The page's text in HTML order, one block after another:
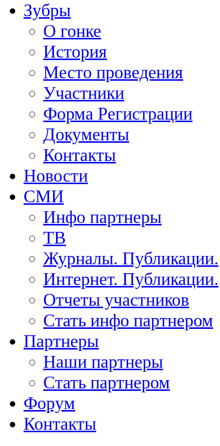
Зубры
О гонке
История
Место проведения
Участники
Форма Регистрации
Документы
Контакты
Новости
СМИ
Инфо партнеры
ТВ
Журналы. Публикации.
Интернет. Публикации.
Отчеты участников
Стать инфо партнером
Партнеры
Наши партнеры
Стать партнером
Форум
Контакты